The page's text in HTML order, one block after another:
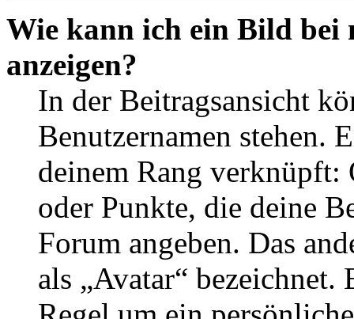
Wie kann ich ein Bild bei
anzeigen?
In der Beitragsansicht
Benutzernamen stehen.
deinem Rang verknüpft:
oder Punkte, die deine
Forum angeben. Das
als „Avatar“